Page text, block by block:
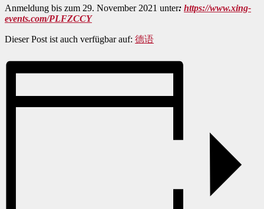
Anmeldung bis zum 29. November 2021 unter: https://www.xing-
events.com/PLFZCCY
Dieser Post ist auch verfügbar auf: 德语